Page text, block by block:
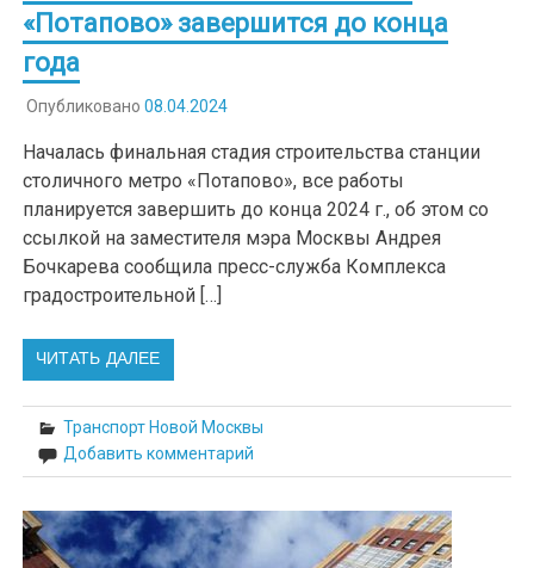
«Потапово» завершится до конца
года
Опубликовано 08.04.2024
Началась финальная стадия строительства станции
столичного метро «Потапово», все работы
планируется завершить до конца 2024 г., об этом со
ссылкой на заместителя мэра Москвы Андрея
Бочкарева сообщила пресс-служба Комплекса
градостроительной […]
ЧИТАТЬ ДАЛЕЕ
Транспорт Новой Москвы
Добавить комментарий